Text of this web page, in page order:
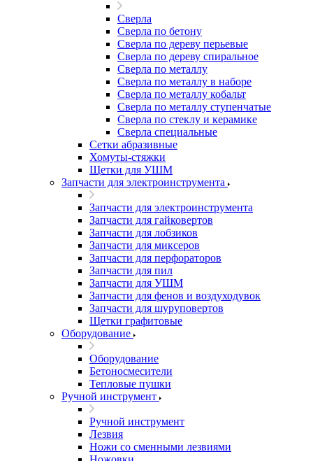
Сверла
Сверла по бетону
Сверла по дереву перьевые
Сверла по дереву спиральное
Сверла по металлу
Сверла по металлу в наборе
Сверла по металлу кобальт
Сверла по металлу ступенчатые
Сверла по стеклу и керамике
Сверла специальные
Сетки абразивные
Хомуты-стяжки
Щетки для УШМ
Запчасти для электроинструмента
Запчасти для электроинструмента
Запчасти для гайковертов
Запчасти для лобзиков
Запчасти для миксеров
Запчасти для перфораторов
Запчасти для пил
Запчасти для УШМ
Запчасти для фенов и воздуходувок
Запчасти для шуруповертов
Щетки графитовые
Оборудование
Оборудование
Бетоносмесители
Тепловые пушки
Ручной инструмент
Ручной инструмент
Лезвия
Ножи со сменными лезвиями